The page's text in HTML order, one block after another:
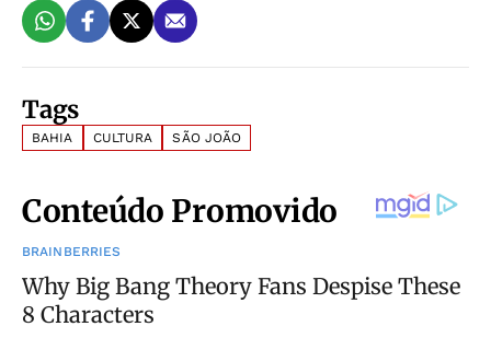
Tags
BAHIA CULTURA SÃO JOÃO